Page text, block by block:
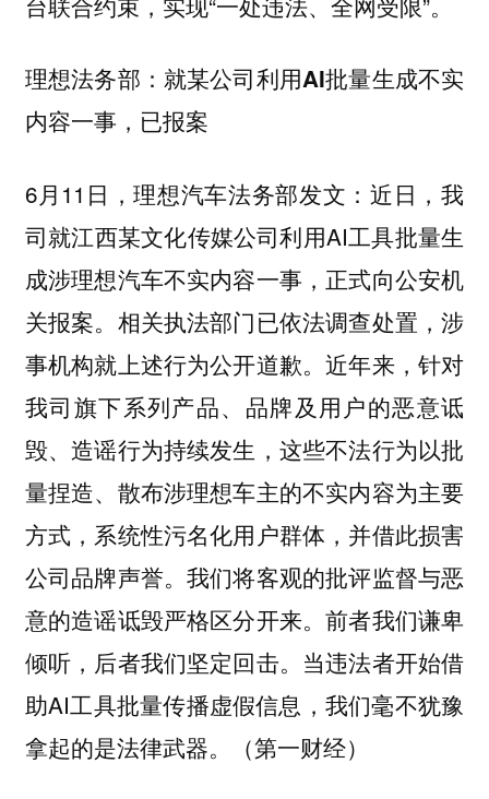
理想法务部：就某公司利用AI批量生成不实
内容一事，已报案
6月11日，理想汽车法务部发文：近日，我
司就江西某文化传媒公司利用AI工具批量生
成涉理想汽车不实内容一事，正式向公安机
关报案。相关执法部门已依法调查处置，涉
事机构就上述行为公开道歉。近年来，针对
我司旗下系列产品、品牌及用户的恶意诋
毁、造谣行为持续发生，这些不法行为以批
量捏造、散布涉理想车主的不实内容为主要
方式，系统性污名化用户群体，并借此损害
公司品牌声誉。我们将客观的批评监督与恶
意的造谣诋毁严格区分开来。前者我们谦卑
倾听，后者我们坚定回击。当违法者开始借
助AI工具批量传播虚假信息，我们毫不犹豫
拿起的是法律武器。（第一财经）